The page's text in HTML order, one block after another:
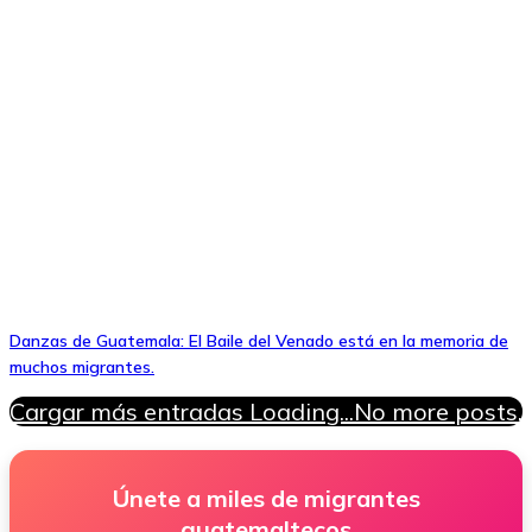
Danzas de Guatemala: El Baile del Venado está en la memoria de
muchos migrantes.
Cargar más entradas Loading...No more posts.
Únete a miles de migrantes